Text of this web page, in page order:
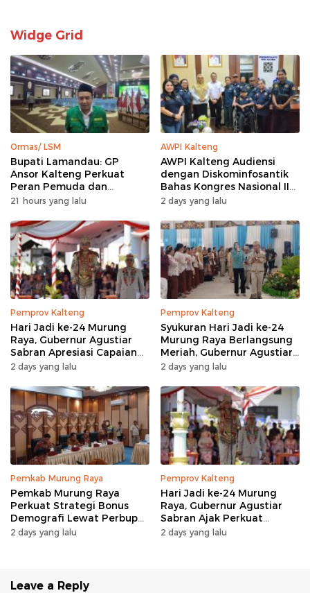
Widge Grid
Ormas/ LSM
Bupati Lamandau: GP
Ansor Kalteng Perkuat
Peran Pemuda dan
Penanganan Karhutla
21 hours yang lalu
AWPI Kalteng
AWPI Kalteng Audiensi
dengan Diskominfosantik
Bahas Kongres Nasional II
AWPI
2 days yang lalu
Pemprov Kalteng
Hari Jadi ke-24 Murung
Raya, Gubernur Agustiar
Sabran Apresiasi Capaian
Pembangunan
2 days yang lalu
Pemprov Kalteng
Syukuran Hari Jadi ke-24
Murung Raya Berlangsung
Meriah, Gubernur Agustiar
Sabran Hibur Masyarakat
2 days yang lalu
Pemkab Murung Raya
Pemkab Murung Raya
Perkuat Strategi Bonus
Demografi Lewat Perbup
Nomor 14 Tahun 2026
2 days yang lalu
Pemprov Kalteng
Hari Jadi ke-24 Murung
Raya, Gubernur Agustiar
Sabran Ajak Perkuat
Sinergi Pembangunan
2 days yang lalu
Leave a Reply